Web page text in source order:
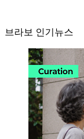
브라보 인기뉴스